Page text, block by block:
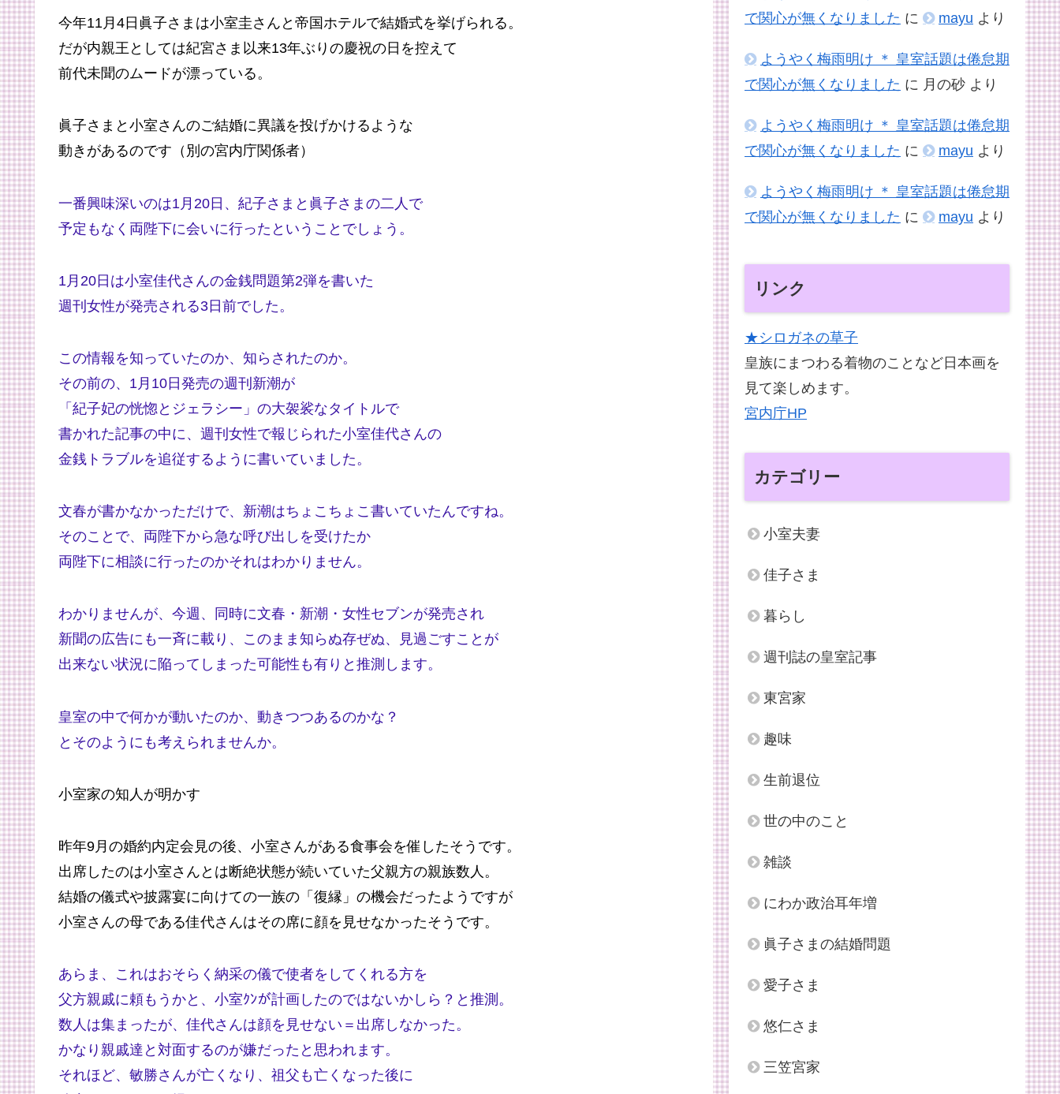
今年11月4日眞子さまは小室圭さんと帝国ホテルで結婚式を挙げられる。
だが内親王としては紀宮さま以来13年ぶりの慶祝の日を控えて
前代未聞のムードが漂っている。
眞子さまと小室さんのご結婚に異議を投げかけるような
動きがあるのです（別の宮内庁関係者）
一番興味深いのは1月20日、紀子さまと眞子さまの二人で
予定もなく両陛下に会いに行ったということでしょう。
1月20日は小室佳代さんの金銭問題第2弾を書いた
週刊女性が発売される3日前でした。
この情報を知っていたのか、知らされたのか。
その前の、1月10日発売の週刊新潮が
「紀子妃の恍惚とジェラシー」の大袈裟なタイトルで
書かれた記事の中に、週刊女性で報じられた小室佳代さんの
金銭トラブルを追従するように書いていました。
文春が書かなかっただけで、新潮はちょこちょこ書いていたんですね。
そのことで、両陛下から急な呼び出しを受けたか
両陛下に相談に行ったのかそれはわかりません。
わかりませんが、今週、同時に文春・新潮・女性セブンが発売され
新聞の広告にも一斉に載り、このまま知らぬ存ぜぬ、見過ごすことが
出来ない状況に陥ってしまった可能性も有りと推測します。
皇室の中で何かが動いたのか、動きつつあるのかな？
とそのようにも考えられませんか。
小室家の知人が明かす
昨年9月の婚約内定会見の後、小室さんがある食事会を催したそうです。
出席したのは小室さんとは断絶状態が続いていた父親方の親族数人。
結婚の儀式や披露宴に向けての一族の「復縁」の機会だったようですが
小室さんの母である佳代さんはその席に顔を見せなかったそうです。
あらま、これはおそらく納采の儀で使者をしてくれる方を
父方親戚に頼もうかと、小室ｸﾝが計画したのではないかしら？と推測。
数人は集まったが、佳代さんは顔を見せない＝出席しなかった。
かなり親戚達と対面するのが嫌だったと思われます。
それほど、敏勝さんが亡くなり、祖父も亡くなった後に
で関心が無くなりました に mayu より
ようやく梅雨明け ＊ 皇室話題は倦怠期
で関心が無くなりました に 月の砂 より
ようやく梅雨明け ＊ 皇室話題は倦怠期
で関心が無くなりました に mayu より
ようやく梅雨明け ＊ 皇室話題は倦怠期
で関心が無くなりました に mayu より
リンク
★シロガネの草子
皇族にまつわる着物のことなど日本画を
見て楽しめます。
宮内庁HP
カテゴリー
小室夫妻
佳子さま
暮らし
週刊誌の皇室記事
東宮家
趣味
生前退位
世の中のこと
雑談
にわか政治耳年増
眞子さまの結婚問題
愛子さま
悠仁さま
三笠宮家